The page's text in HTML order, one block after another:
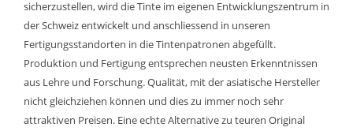
sicherzustellen, wird die Tinte im eigenen Entwicklungszentrum in
der Schweiz entwickelt und anschliessend in unseren
Fertigungsstandorten in die Tintenpatronen abgefüllt.
Produktion und Fertigung entsprechen neusten Erkenntnissen
aus Lehre und Forschung. Qualität, mit der asiatische Hersteller
nicht gleichziehen können und dies zu immer noch sehr
attraktiven Preisen. Eine echte Alternative zu teuren Original